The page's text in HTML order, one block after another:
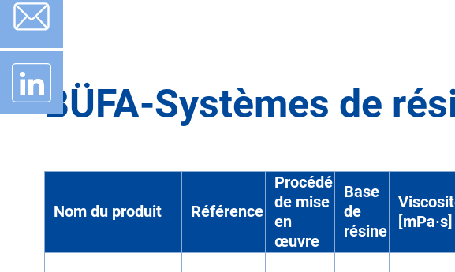
BÜFA-Systèmes de
Nom du produit Référence
Procédé
de mise
en
œuvre
Base
de
résine
[mPa·s]